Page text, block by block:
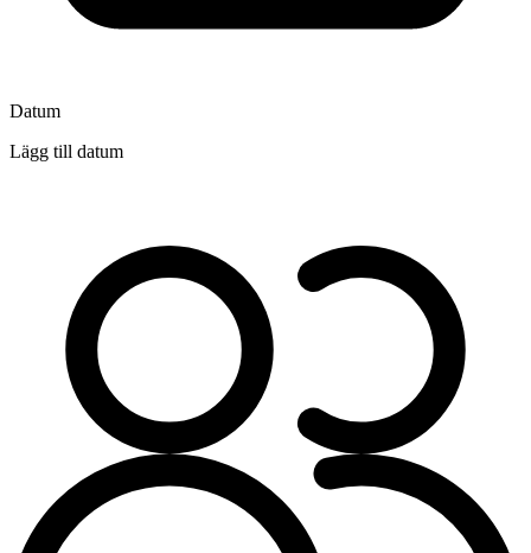
Datum
Lägg till datum